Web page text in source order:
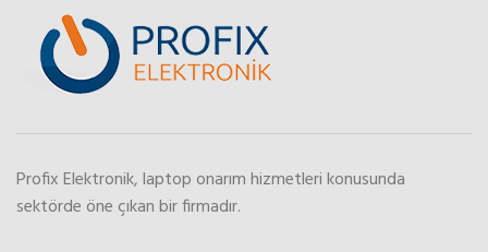
Profix Elektronik, laptop onarım hizmetleri konusunda
sektörde öne çıkan bir firmadır.